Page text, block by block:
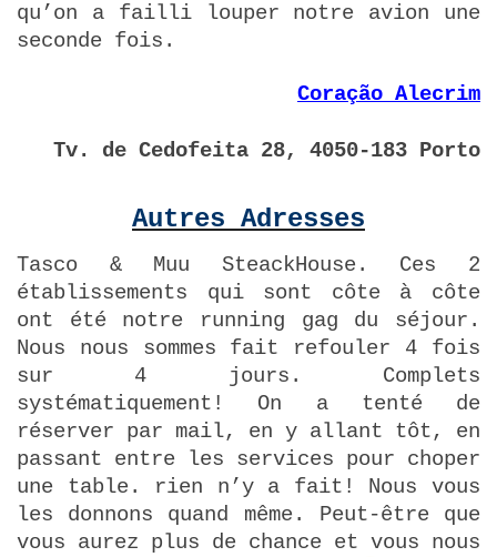
qu’on a failli louper notre avion une
seconde fois.
Coração Alecrim
Tv. de Cedofeita 28, 4050-183 Porto
Autres Adresses
Tasco & Muu SteackHouse. Ces 2
établissements qui sont côte à côte
ont été notre running gag du séjour.
Nous nous sommes fait refouler 4 fois
sur 4 jours. Complets
systématiquement! On a tenté de
réserver par mail, en y allant tôt, en
passant entre les services pour choper
une table. rien n’y a fait! Nous vous
les donnons quand même. Peut-être que
vous aurez plus de chance et vous nous